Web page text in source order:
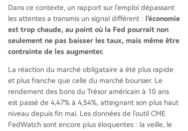
Dans ce contexte, un rapport sur l'emploi dépassant
les attentes a transmis un signal différent : l'économie
est trop chaude, au point où la Fed pourrait non
seulement ne pas baisser les taux, mais même être
contrainte de les augmenter.
La réaction du marché obligataire a été plus rapide
et plus franche que celle du marché boursier. Le
rendement des bons du Trésor américain à 10 ans
est passé de 4,47% à 4,54%, atteignant son plus haut
niveau depuis fin mai. Les données de l'outil CME
FedWatch sont encore plus éloquentes : la veille, le